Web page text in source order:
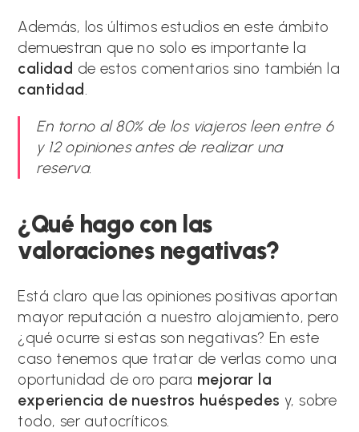
Además, los últimos estudios en este ámbito
demuestran que no solo es importante la
calidad de estos comentarios sino también la
cantidad
En torno al 80% de los viajeros leen entre 6
y 12 opiniones antes de realizar una
reserva.
¿Qué hago con las
valoraciones negativas?
Está claro que las opiniones positivas aportan
mayor reputación a nuestro alojamiento, pero
¿qué ocurre si estas son negativas? En este
caso tenemos que tratar de verlas como una
oportunidad de oro para mejorar la
experiencia de nuestros huéspedes y, sobre
todo, ser autocríticos.